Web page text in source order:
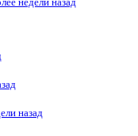
назад